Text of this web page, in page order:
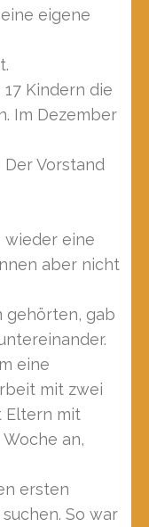
eigene
Kindern die
Im Dezember
Vorstand
wieder eine
aber nicht
gehörten, gab
eine
mit zwei
Eltern mit
an,
ersten
So war